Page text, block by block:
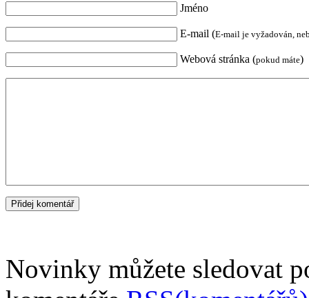
Jméno
E-mail (E-mail je vyžadován,
Webová stránka (pokud máte)
Novinky můžete sledovat